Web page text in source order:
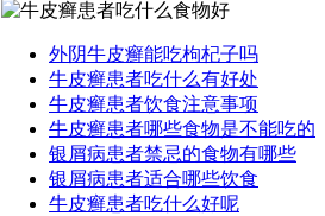
外阴牛皮癣能吃枸杞子吗
牛皮癣患者吃什么有好处
牛皮癣患者饮食注意事项
牛皮癣患者哪些食物是不能吃的
银屑病患者禁忌的食物有哪些
银屑病患者适合哪些饮食
牛皮癣患者吃什么好呢